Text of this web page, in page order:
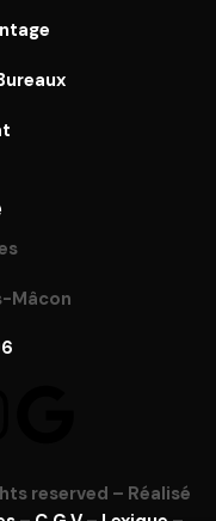
Mâcon
reserved – Réalisé